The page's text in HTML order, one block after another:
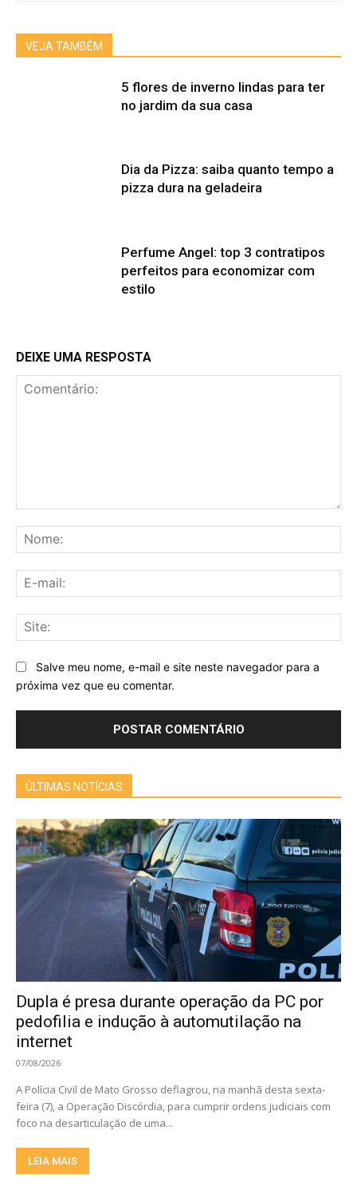
VEJA TAMBÉM
5 flores de inverno lindas para ter
no jardim da sua casa
Dia da Pizza: saiba quanto tempo a
pizza dura na geladeira
Perfume Angel: top 3 contratipos
perfeitos para economizar com
estilo
DEIXE UMA RESPOSTA
Salve meu nome, e-mail e site neste navegador para a
próxima vez que eu comentar.
ÚLTIMAS NOTÍCIAS
Dupla é presa durante operação da PC por
pedofilia e indução à automutilação na
internet
07/08/2026
A Polícia Civil de Mato Grosso deflagrou, na manhã desta sexta-
feira (7), a Operação Discórdia, para cumprir ordens judiciais com
foco na desarticulação de uma...
LEIA MAIS